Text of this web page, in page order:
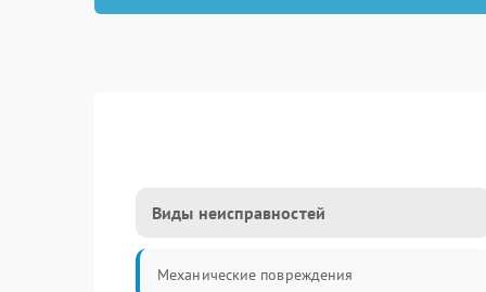
Виды неисправностей
Механические повреждения